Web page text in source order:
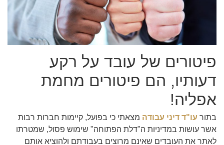
פיטורים של עובד על רקע
דעותיו, הם פיטורים מחמת
אפליה!
בתור עו"ד דיני עבודה מצאתי כי בפועל, קיימות חברות רבות
אשר עושות במדיניות ה"דלת הפתוחה" שימוש פסול, שמטרתו
לאתר את העובדים שאינם מרוצים בעבודתם ולהוציא אותם